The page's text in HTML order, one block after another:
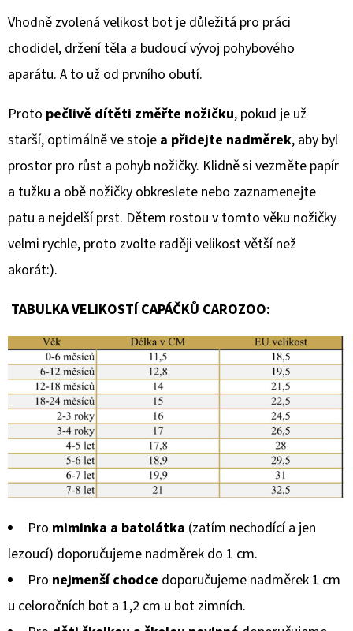
Vhodně zvolená velikost bot je důležitá pro práci
chodidel, držení těla a budoucí vývoj pohybového
aparátu. A to už od prvního obutí.
Proto pečlivě dítěti změřte nožičku, pokud je už
starší, optimálně ve stoje a přidejte nadměrek, aby byl
prostor pro růst a pohyb nožičky. Klidně si vezměte papír
a tužku a obě nožičky obkreslete nebo zaznamenejte
patu a nejdelší prst. Dětem rostou v tomto věku nožičky
velmi rychle, proto zvolte raději velikost větší než
akorát:).
TABULKA VELIKOSTÍ CAPÁČKŮ CAROZOO:
Pro miminka a batolátka (zatím nechodící a jen
lezoucí) doporučujeme nadměrek do 1 cm.
Pro nejmenší chodce doporučujeme nadměrek 1 cm
u celoročních bot a 1,2 cm u bot zimních.